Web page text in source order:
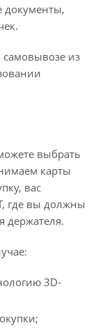
документы,
из
выбрать
карты
вас
где вы должны
держателя.
3D-